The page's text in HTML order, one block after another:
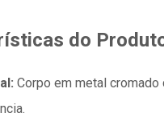
do
Corpo em metal cromado